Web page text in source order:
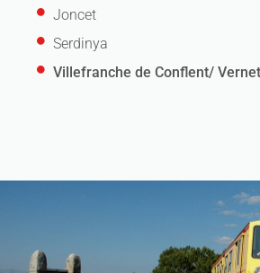
Joncet
Serdinya
Villefranche de Conflent/